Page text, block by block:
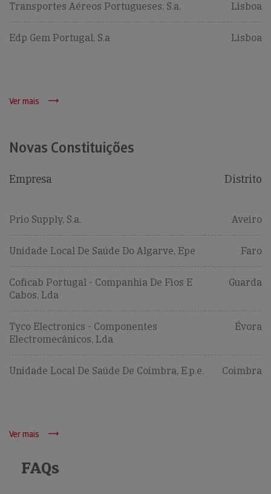
Transportes Aéreos Portugueses, S.a. Lisboa
Edp Gem Portugal, S.a Lisboa
Ver mais
Novas Constituições
Empresa Distrito
Prio Supply, S.a. Aveiro
Unidade Local De Saúde Do Algarve, Epe Faro
Coficab Portugal - Companhia De Fios E
Cabos, Lda
Guarda
Tyco Electronics - Componentes
Electromecânicos, Lda
Évora
Unidade Local De Saúde De Coimbra, E.p.e. Coimbra
Ver mais
FAQs